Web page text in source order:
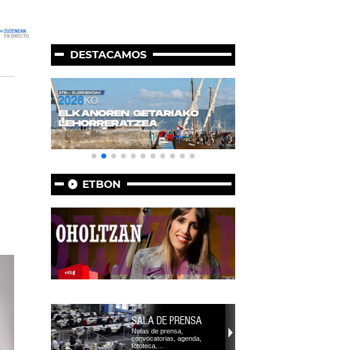
DESTACAMOS
ETBON
SALA DE PRENSA
Notas de prensa,
convocatorias, agenda,
fototeca,…